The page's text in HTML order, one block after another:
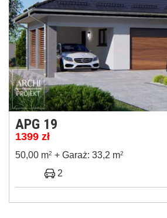
APG 19
1399 zł
50,00 m2 + Garaż: 33,2 m2
2